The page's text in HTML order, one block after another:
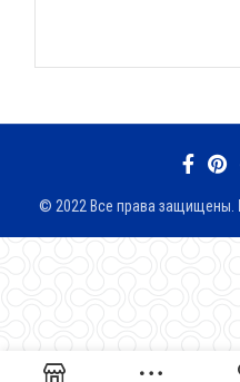
© 2022 Все права защищены.